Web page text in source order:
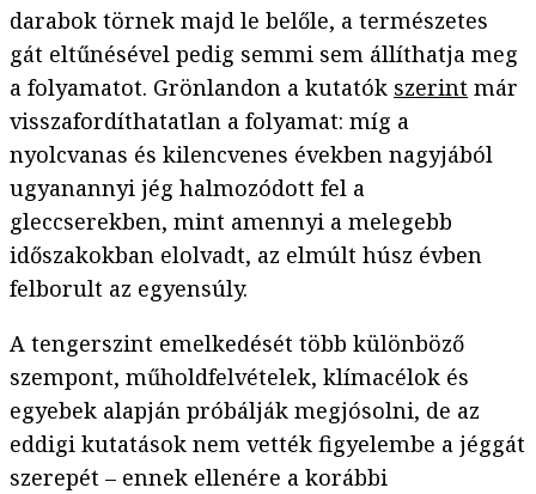
darabok törnek majd le belőle, a természetes
gát eltűnésével pedig semmi sem állíthatja meg
a folyamatot. Grönlandon a kutatók szerint már
visszafordíthatatlan a folyamat: míg a
nyolcvanas és kilencvenes években nagyjából
ugyanannyi jég halmozódott fel a
gleccserekben, mint amennyi a melegebb
időszakokban elolvadt, az elmúlt húsz évben
felborult az egyensúly.
A tengerszint emelkedését több különböző
szempont, műholdfelvételek, klímacélok és
egyebek alapján próbálják megjósolni, de az
eddigi kutatások nem vették figyelembe a jéggát
szerepét – ennek ellenére a korábbi